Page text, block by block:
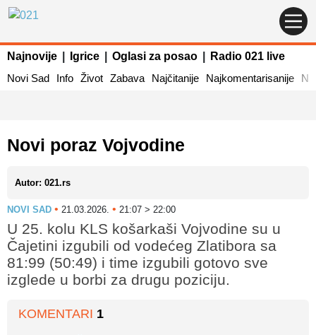
Najnovije Igrice Oglasi za posao
Radio 021 live
Novi Sad
Info Život Zabava Najčitanije Najkomentarisanije
Novi poraz Vojvodine
Autor: 021.rs
NOVI SAD • 21.03.2026. • 21:07 > 22:00
U 25. kolu KLS košarkaši Vojvodine su u
Čajetini izgubili od vodećeg Zlatibora sa
81:99 (50:49) i time izgubili gotovo sve
izglede u borbi za drugu poziciju.
KOMENTARI 1